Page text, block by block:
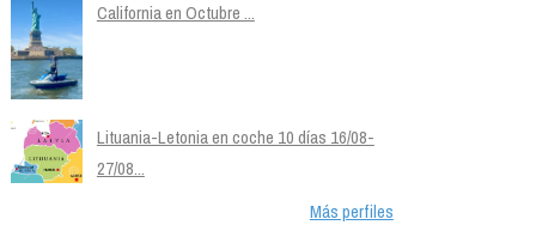
California en Octubre ...
Lituania-Letonia en coche 10 días 16/08-
27/08...
Más perfiles